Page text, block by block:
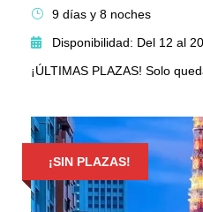
9 días y 8 noches
Disponibilidad: Del 12 al
¡ÚLTIMAS PLAZAS! Solo
¡SIN PLAZAS!